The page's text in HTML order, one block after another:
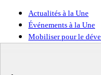
Actualités à la Une
Événements à la Une
Mobiliser pour le